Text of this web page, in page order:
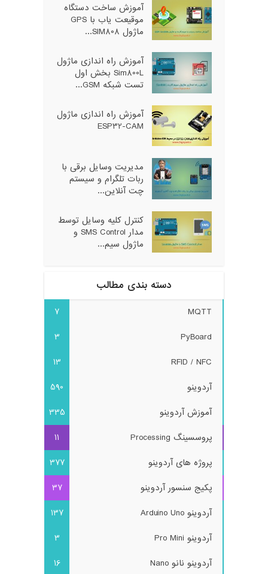
آموزش ساخت دستگاه
موقیعت یاب با GPS
ماژول SIM808...
آموزش راه اندازی ماژول
Sim800L بخش اول
تست شبکه GSM...
آموزش راه اندازی ماژول
ESP32-CAM
مدیریت وسایل برقی با
ربات تلگرام و سیستم
چت آنلاین...
کنترل کلیه وسایل توسط
مدار SMS Control و
ماژول سیم...
دسته بندی مطالب
MQTT
7
PyBoard
3
RFID / NFC
13
آردوینو
590
آموزش آردوینو
335
پروسسینگ Processing
11
پروژه های آردوینو
377
پکیج سنسور آردوینو
37
آردوینو Arduino Uno
137
آردوینو Pro Mini
3
آردوینو نانو Nano
16